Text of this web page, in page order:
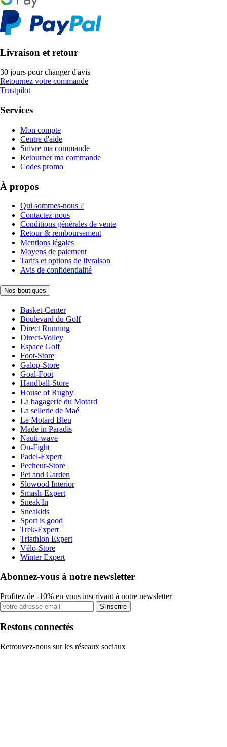
Livraison et retour
30 jours pour changer d'avis
Retournez votre commande
Trustpilot
Services
Mon compte
Centre d'aide
Suivre ma commande
Retourner ma commande
Codes promo
À propos
Qui sommes-nous ?
Contactez-nous
Conditions générales de vente
Retour & remboursement
Mentions légales
Moyens de paiement
Tarifs et options de livraison
Avis de confidentialité
Nos boutiques
Basket-Center
Boulevard du Golf
Direct Running
Direct-Volley
Espace Golf
Foot-Store
Galop-Store
Goal-Foot
Handball-Store
House of Rugby
La bagagerie du Motard
La sellerie de Maé
Le Motard Bleu
Made in Paradis
Nauti-wave
On-Fight
Padel-Expert
Pecheur-Store
Pet and Garden
Slowood Interior
Smash-Expert
Sneak'In
Sneakids
Sport is good
Trek-Expert
Triathlon Expert
Vélo-Store
Winter Expert
Abonnez-vous à notre newsletter
Profitez de -10% en vous inscrivant à notre newsletter
S'inscrire
Restons connectés
Retrouvez-nous sur les réseaux sociaux